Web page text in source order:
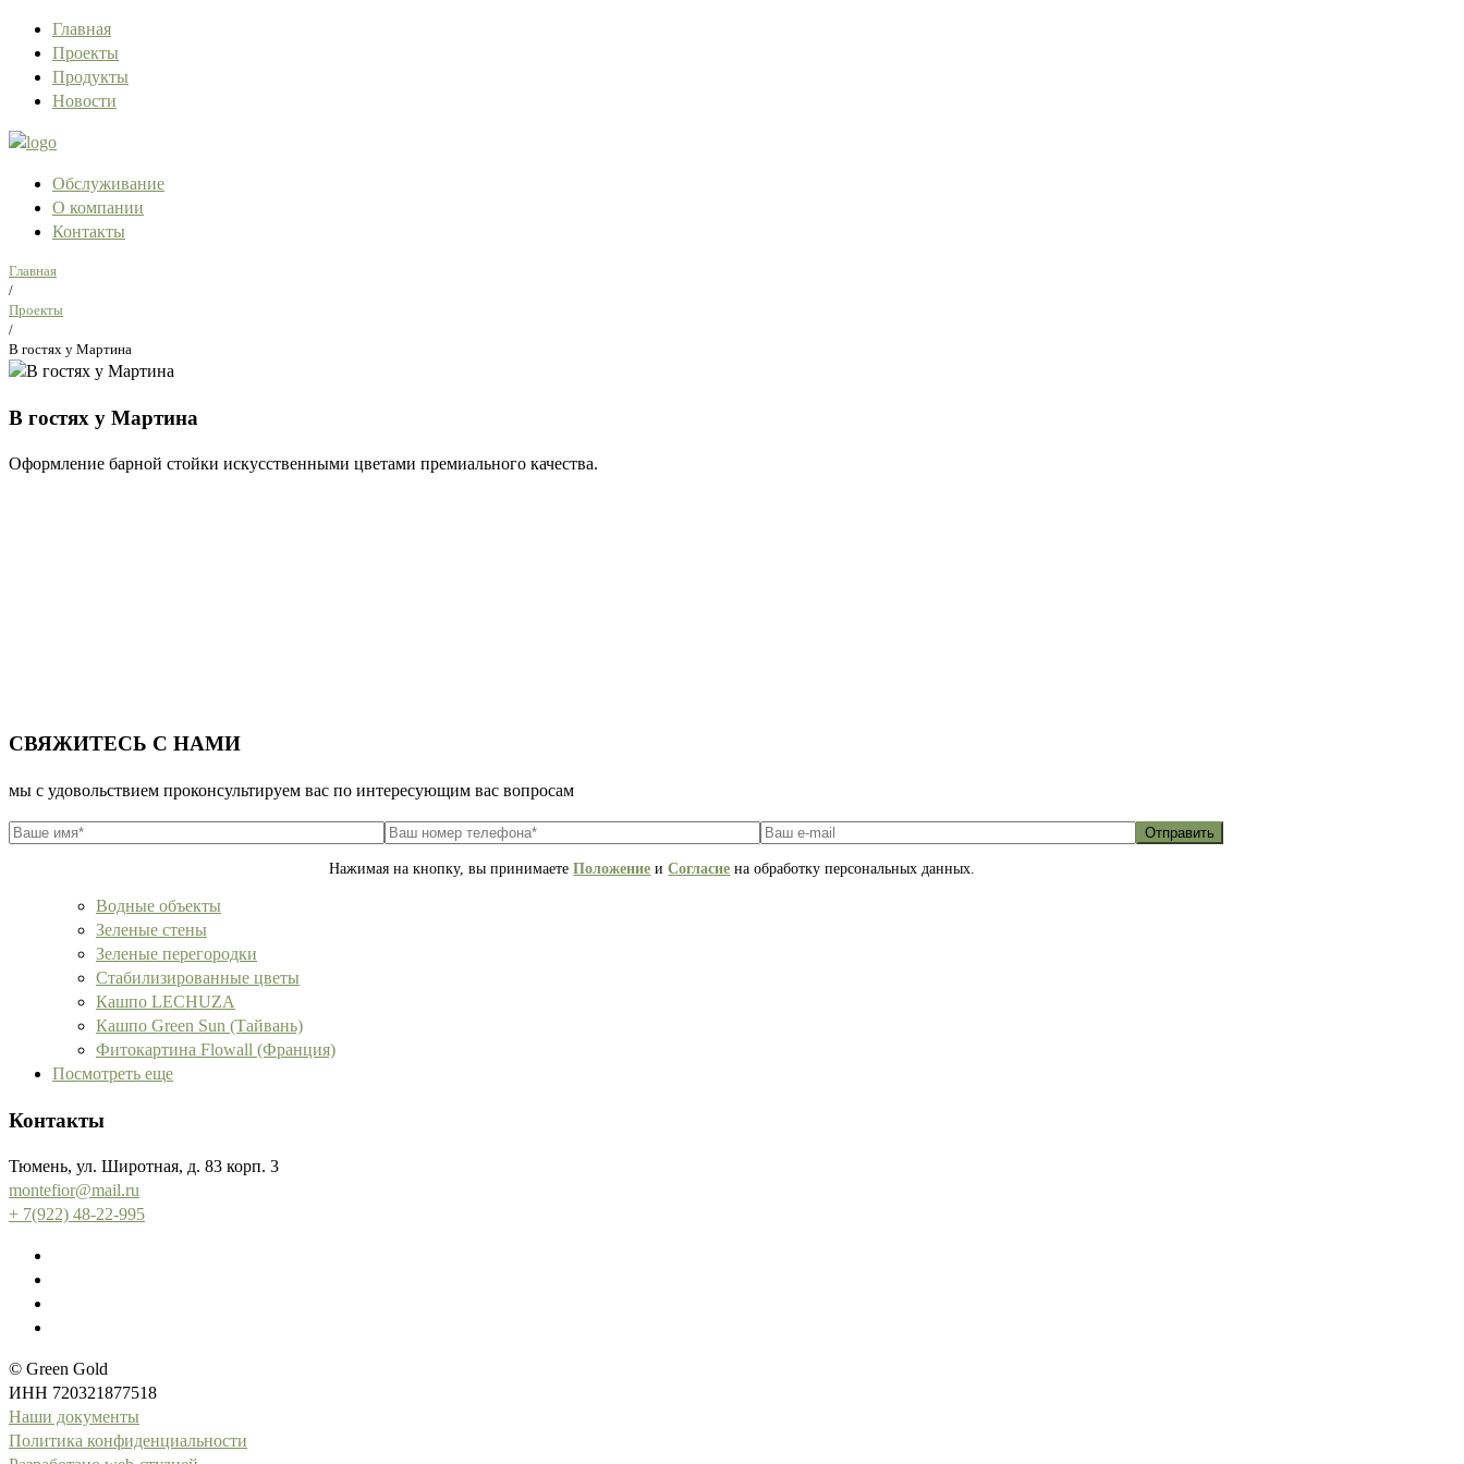
Главная
Проекты
Продукты
Новости
Обслуживание
О компании
Контакты
Главная
/
Проекты
/
В гостях у Мартина
В гостях у Мартина
Оформление барной стойки искусственными цветами премиального качества.
СВЯЖИТЕСЬ С НАМИ
мы с удовольствием проконсультируем вас по интересующим вас вопросам
Нажимая на кнопку, вы принимаетеПоложение иСогласие на обработку персональных данных.
Водные объекты
Зеленые стены
Зеленые перегородки
Стабилизированные цветы
Кашпо LECHUZA
Кашпо Green Sun (Тайвань)
Фитокартина Flowall (Франция)
Посмотреть еще
Контакты
Тюмень, ул. Широтная, д. 83 корп. 3
montefior@mail.ru
+ 7(922) 48-22-995
© Green Gold
ИНН 720321877518
Наши документы
Политика конфиденциальности